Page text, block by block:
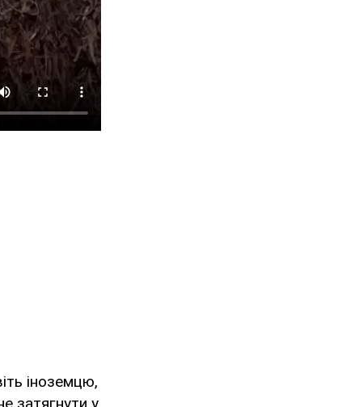
іноземцю,